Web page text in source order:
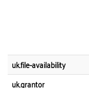
uk.file-availability
uk.grantor